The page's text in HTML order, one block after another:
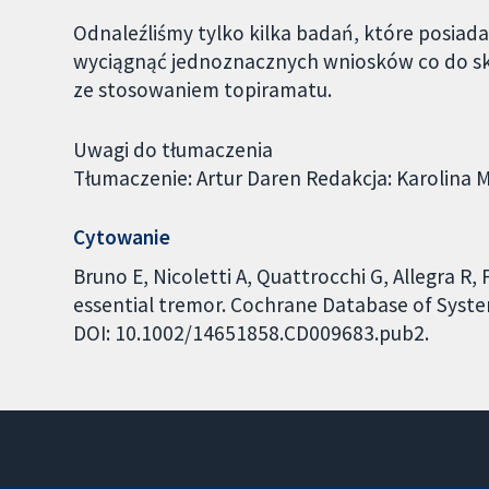
Odnaleźliśmy tylko kilka badań, które
wyciągnąć jednoznacznych wniosków co do
ze stosowaniem topiramatu.
Uwagi do tłumaczenia
Tłumaczenie: Artur Daren Redakcja: Karolina
Cytowanie
Bruno E, Nicoletti A, Quattrocchi G, Allegra
essential tremor. Cochrane Database of
DOI: 10.1002/14651858.CD009683.pub2.